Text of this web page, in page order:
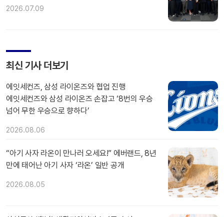
2026.07.09
최신 기사 더보기
에잇세컨즈, 삼성 라이온즈와 협업 진행
에잇세컨즈와 삼성 라이온즈 손잡고 ‘8번의 우승
넘어 무한 우승으로 향하다’
2026.08.06
“아기 사자 라온이 만나러 오세요!” 에버랜드, 8년
만에 태어난 아기 사자 ‘라온’ 일반 공개
2026.08.05